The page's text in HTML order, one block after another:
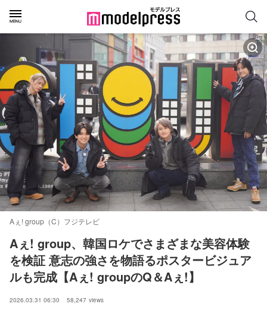
Aぇ! group（C）フジテレビ
Aぇ! group、韓国ロケでさまざまな美容体験
を検証 意志の強さを物語るポスタービジュア
ルも完成【Aぇ! groupのQ＆Aぇ!】
2026.03.31 06:30 58,247 views